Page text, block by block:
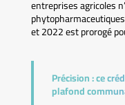
entreprises agricoles
et 2022 est prorogé
Précision :ce
plafond